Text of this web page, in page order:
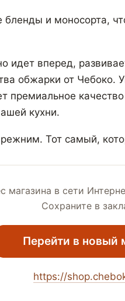
и моносорта,
идет вперед,
обжарки от Чебоко.
премиальное
кухни.
Тот самый,
магазина в сети
Сохраните в
Перейти в новый
https://